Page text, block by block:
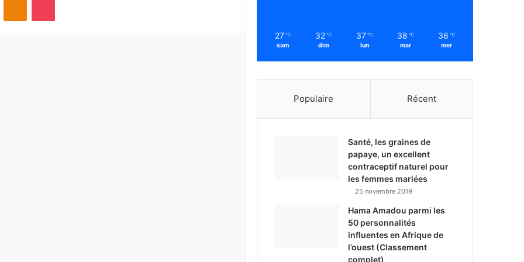
27 ℃
sam
32 ℃
dim
37 ℃
lun
38 ℃
mar
36 ℃
mer
Populaire Récent
Santé, les graines de
papaye, un excellent
contraceptif naturel pour
les femmes mariées
25 novembre 2019
Hama Amadou parmi les
50 personnalités
influentes en Afrique de
l’ouest (Classement
complet)